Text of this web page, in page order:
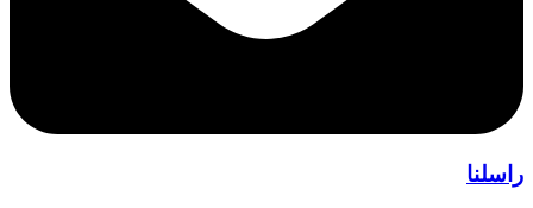
راسلنا